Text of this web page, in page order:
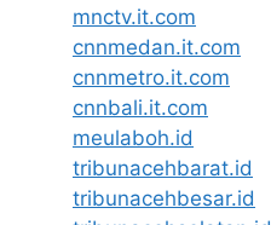
mnctv.it.com
cnnmedan.it.com
cnnmetro.it.com
cnnbali.it.com
meulaboh.id
tribunacehbarat.id
tribunacehbesar.id